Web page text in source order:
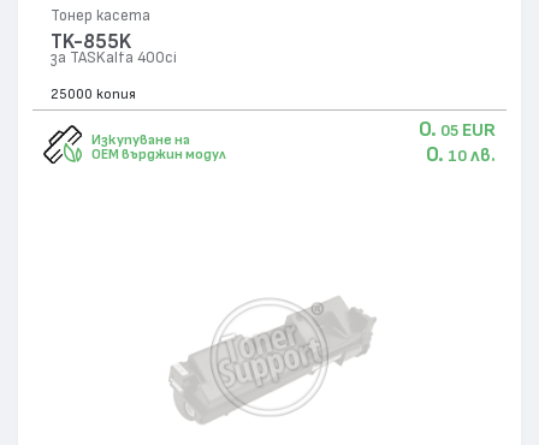
Тонер касета
TK-855K
за TASKalfa 400ci
25000 копия
Изкупуване на
OEM върджин модул
0. 05 EUR
0. 10 лв.